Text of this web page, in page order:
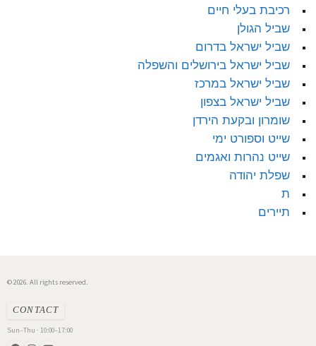
רכיבת בעלי חיים
שביל הגולן
שביל ישראל בדרום
שביל ישראל בירושלים והשפלה
שביל ישראל במרכז
שביל ישראל בצפון
שומרון ובקעת הירדן
שייט וספורט ימי
שייט נהרות ואגמים
שפלת יהודה
ת
תיירים
© 2026. All rights reserved.
CONTACT
Sun–Thu · 10:00–17:00